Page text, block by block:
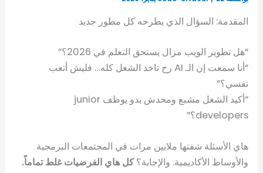
المقدمة: السؤال الذي يطرحه كل مطور جديد
“هل تطوير الويب مزال يستحق التعلم في 2026؟”
“أنا سمعت إن الـ AI رح تاخد الشغل كله… فليش أتعب
نفسي؟”
“أكيد الشغل مشبع ومحدش بدو يوظف junior
developers؟”
هاي الأسئلة شفتها ملايين مرات في المجتمعات البرمجية
والأوساط الأكاديمية. والإجابة؟كل هاي الفرضيات غلط تماماً.